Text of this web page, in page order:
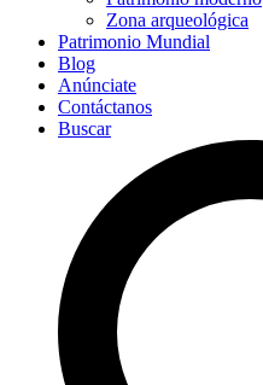
Zona arqueológica
Patrimonio Mundial
Blog
Anúnciate
Contáctanos
Buscar